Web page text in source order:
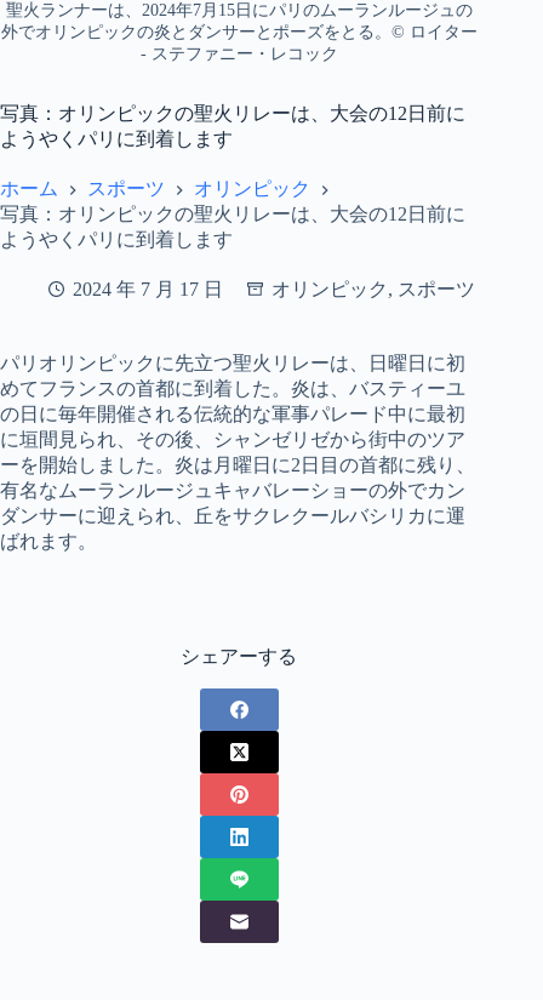
聖火ランナーは、2024年7月15日にパリのムーランルージュの
外でオリンピックの炎とダンサーとポーズをとる。© ロイター
- ステファニー・レコック
写真：オリンピックの聖火リレーは、大会の12日前に
ようやくパリに到着します
ホーム スポーツ
オリンピック
写真：オリンピックの聖火リレーは、大会の12日前に
ようやくパリに到着します
2024 年 7 月 17 日 オリンピック , スポーツ
パリオリンピックに先立つ聖火リレーは、日曜日に初
めてフランスの首都に到着した。炎は、バスティーユ
の日に毎年開催される伝統的な軍事パレード中に最初
に垣間見られ、その後、シャンゼリゼから街中のツア
ーを開始しました。炎は月曜日に2日目の首都に残り、
有名なムーランルージュキャバレーショーの外でカン
ダンサーに迎えられ、丘をサクレクールバシリカに運
ばれます。
シェアーする